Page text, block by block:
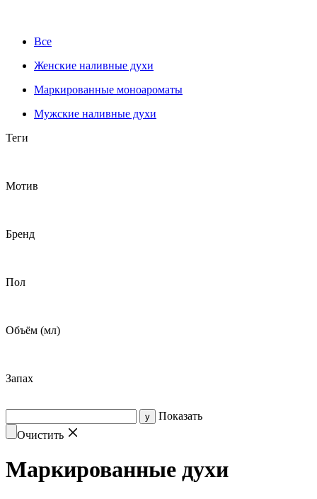
Все
Женские наливные духи
Маркированные моноароматы
Мужские наливные духи
Теги
Мотив
Бренд
Пол
Объём (мл)
Запах
Показать
Очистить
Маркированные духи